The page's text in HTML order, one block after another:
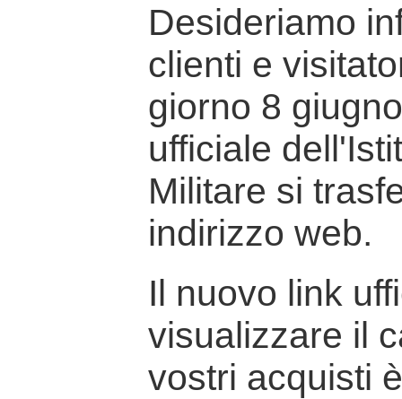
Desideriamo
clienti e
giorno 8
ufficiale
Militare si
indirizzo web.
Il nuovo link
visualizzare il
vostri acquisti